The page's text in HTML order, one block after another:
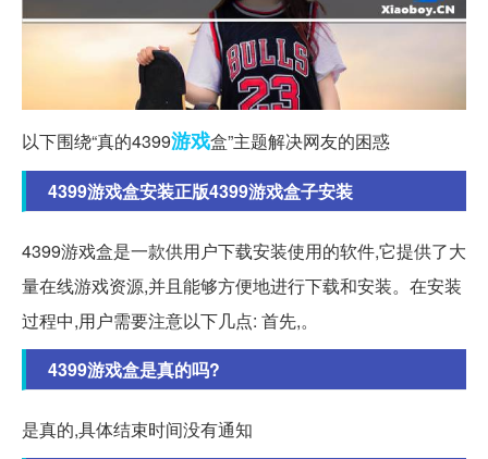
以下围绕“真的4399游戏盒”主题解决网友的困惑
4399游戏盒安装正版4399游戏盒子安装
4399游戏盒是一款供用户下载安装使用的软件,它提供了大
量在线游戏资源,并且能够方便地进行下载和安装。在安装
过程中,用户需要注意以下几点: 首先,。
4399游戏盒是真的吗?
是真的,具体结束时间没有通知